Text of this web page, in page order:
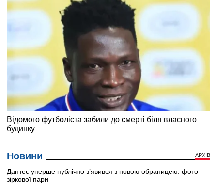
Новини АРХІВ
Дантес уперше публічно з’явився з новою обраницею: фото
зіркової пари